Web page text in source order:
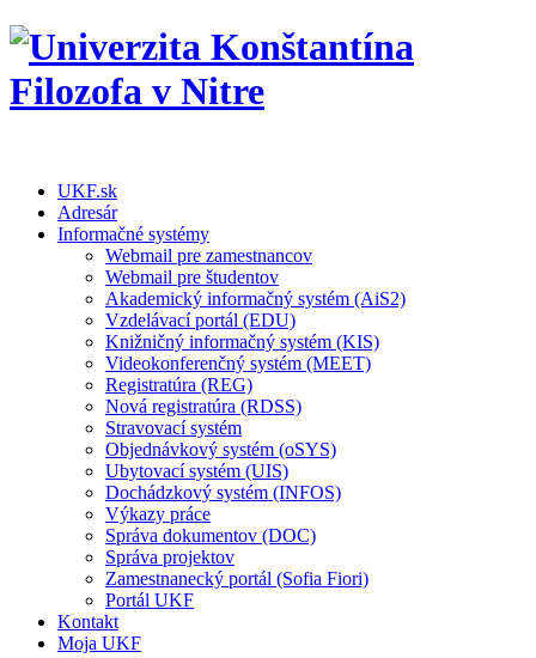
UKF.sk
Adresár
Informačné systémy
Webmail pre zamestnancov
Webmail pre študentov
Akademický informačný systém (AiS2)
Vzdelávací portál (EDU)
Knižničný informačný systém (KIS)
Videokonferenčný systém (MEET)
Registratúra (REG)
Nová registratúra (RDSS)
Stravovací systém
Objednávkový systém (oSYS)
Ubytovací systém (UIS)
Dochádzkový systém (INFOS)
Výkazy práce
Správa dokumentov (DOC)
Správa projektov
Zamestnanecký portál (Sofia Fiori)
Portál UKF
Kontakt
Moja UKF